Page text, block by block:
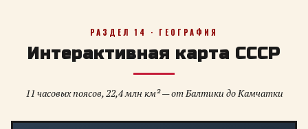
РАЗДЕЛ 14 · ГЕОГРАФИЯ
Интерактивная карта СССР
11 часовых поясов, 22,4 млн км² — от Балтики до Камчатки